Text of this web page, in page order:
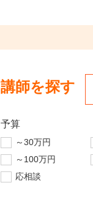
講師を探す
予算
～30万円
～100万円
応相談